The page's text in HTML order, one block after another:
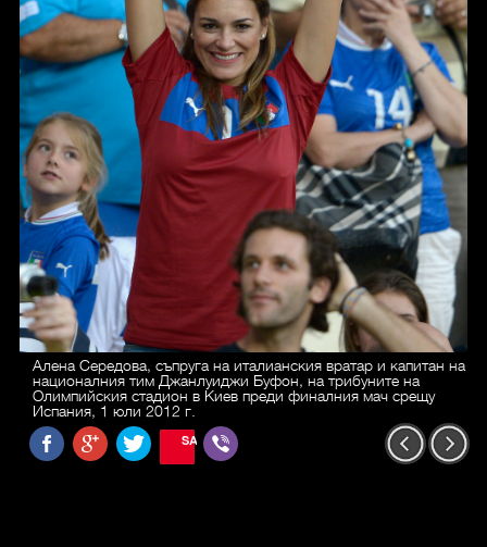
Алена Середова, съпруга на италианския вратар и капитан на
националния тим Джанлуиджи Буфон, на трибуните на
Олимпийския стадион в Киев преди финалния мач срещу
Испания, 1 юли 2012 г.
SAVE